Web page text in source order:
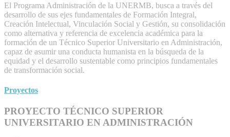
El Programa Administración de la UNERMB, busca a través del
desarrollo de sus ejes fundamentales de Formación Integral,
Creación Intelectual, Vinculación Social y Gestión, su consolidación
como alternativa y referencia de excelencia académica para la
formación de un Técnico Superior Universitario en Administración,
capaz de asumir una conducta humanista en la búsqueda de la
equidad y el desarrollo sustentable como principios fundamentales
de transformación social.
Proyectos
PROYECTO TÉCNICO SUPERIOR
UNIVERSITARIO EN ADMINISTRACIÓN